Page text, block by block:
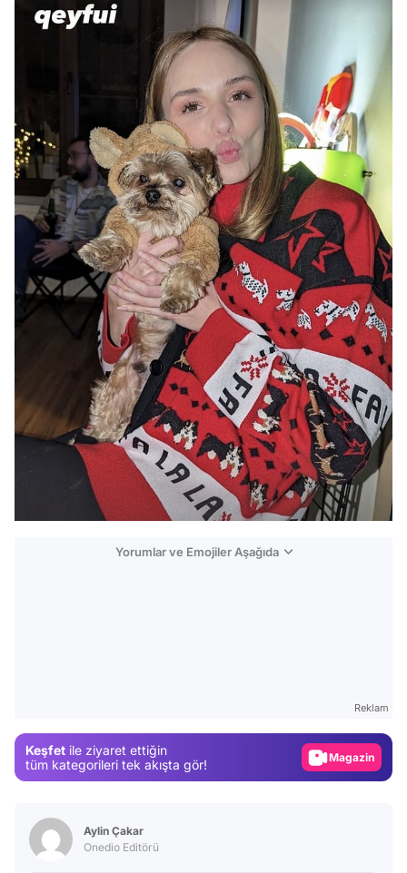
Yorumlar ve Emojiler Aşağıda
Reklam
Keşfet ile ziyaret ettiğin
tüm kategorileri tek akışta gör!
Video
Aylin Çakar
Onedio Editörü